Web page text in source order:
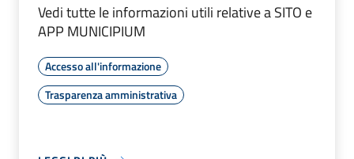
Vedi tutte le informazioni utili relative a SITO e
APP MUNICIPIUM
Accesso all'informazione
Trasparenza amministrativa